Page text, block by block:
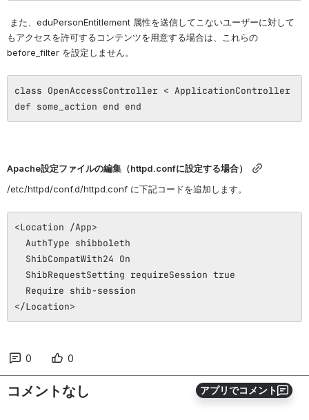
アプリでコメント
また、eduPersonEntitlement 属性を送信してこないユーザーに対して
もアクセスを許可するコンテンツを用意する場合は、これらの
before_filter を設定しません。
class OpenAccessController < ApplicationController
def some_action end end
Apache設定ファイルの編集（httpd.confに設定する場合）
/etc/httpd/conf.d/httpd.conf に下記コードを追加します。
<Location /App>
AuthType shibboleth
ShibCompatWith24 On
ShibRequestSetting requireSession true
Require shib-session
</Location>
0 0
コメントなし